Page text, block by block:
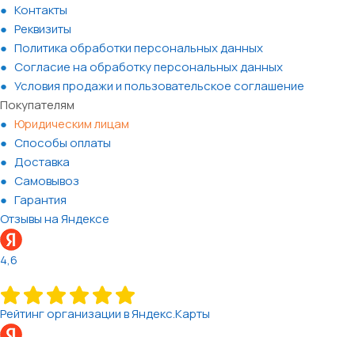
Контакты
Реквизиты
Политика обработки персональных данных
Согласие на обработку персональных данных
Условия продажи и пользовательское соглашение
Покупателям
Юридическим лицам
Способы оплаты
Доставка
Самовывоз
Гарантия
Отзывы на Яндексе
4,6
Рейтинг организации в Яндекс.Карты